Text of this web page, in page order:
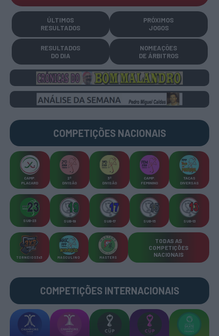
ÚLTIMOS
RESULTADOS
PRÓXIMOS
JOGOS
RESULTADOS
DO DIA
NOMEAÇÕES
DE ÁRBITROS
COMPETIÇÕES NACIONAIS
CAMP
PLACARD
2ª
DIVISÃO
3ª
DIVISÃO
CAMP
FEMININO
TAÇAS
DIVERSAS
SUB-23 SUB-19 SUB-17 SUB-15 SUB-13
TORNEIOS 3x3 MASCULINO MASTERS
TODAS AS
COMPETIÇÕES
NACIONAIS
COMPETIÇÕES INTERNACIONAIS